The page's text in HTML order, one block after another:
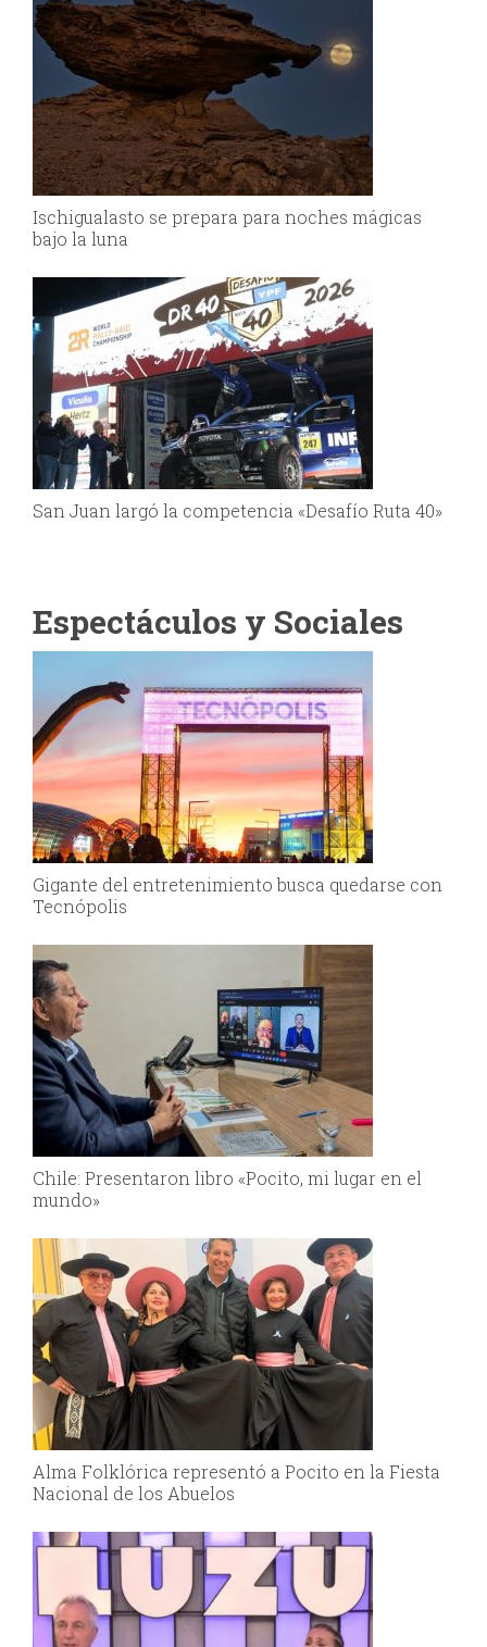
Ischigualasto se prepara para noches mágicas
bajo la luna
San Juan largó la competencia «Desafío Ruta 40»
Espectáculos y Sociales
Gigante del entretenimiento busca quedarse con
Tecnópolis
Chile: Presentaron libro «Pocito, mi lugar en el
mundo»
Alma Folklórica representó a Pocito en la Fiesta
Nacional de los Abuelos